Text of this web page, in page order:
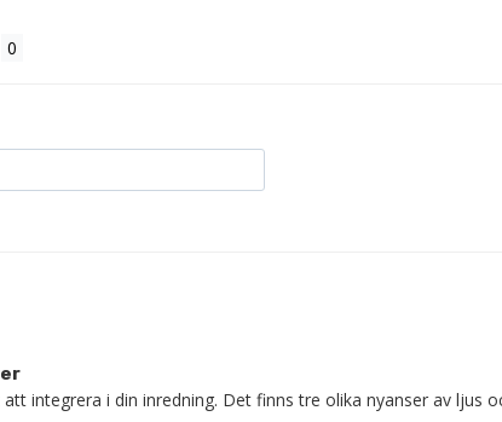
integrera i din inredning. Det finns tre olika nyanser av ljus